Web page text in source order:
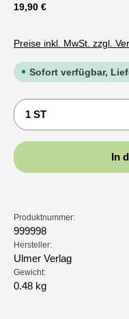
Regulärer Preis:
19,90 €
Preise inkl. MwSt. zzgl.
Sofort verfügbar,
Produkt Anzahl: Gib
In
Produktnummer:
999998
Hersteller:
Ulmer Verlag
Gewicht:
0.48 kg